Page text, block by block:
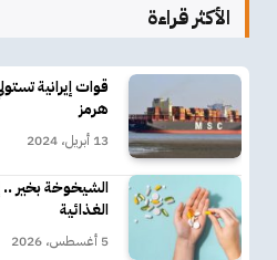
الأكثر قراءة
قوات إيرانية
هرمز
13 أبريل، 2024
الشيخوخة بخير
الغذائية
5 أغسطس، 2026